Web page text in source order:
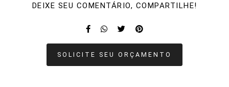
DEIXE SEU COMENTÁRIO, COMPARTILHE!
SOLICITE SEU ORÇAMENTO